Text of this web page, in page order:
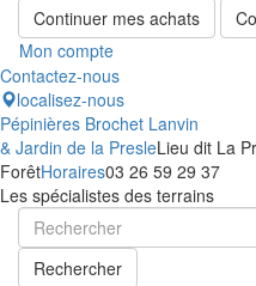
Continuer mes achats
Mon compte
Contactez-nous
localisez-nous
Pépinières Brochet Lanvin
& Jardin de la PresleLieu dit La
ForêtHoraires03 26 59 29 37
Les spécialistes des terrains
Rechercher